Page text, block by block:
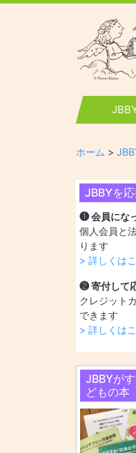
日本国際
ホーム >
JBBYを
❶ 会員にな
個人会員と
ります
> 詳しくは
❷ 寄付して
クレジット
できます
> 詳しくは
JBBYが
どもの本